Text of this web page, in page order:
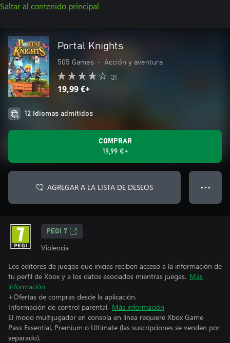
Saltar al contenido principal
Portal Knights
505 Games • Acción y aventura
31
19,99 €+
12 Idiomas admitidos
COMPRAR
19,99 €+
AGREGAR A LA LISTA DE DESEOS ● ● ●
PEGI 7
Violencia
Los editores de juegos que inicias reciben acceso a la información de
tu perfil de Xbox y a los datos asociados mientras juegas. Más
información
+Ofertas de compras desde la aplicación.
Información de control parental. Más información
El modo multijugador en consola en línea requiere Xbox Game
Pass Essential, Premium o Ultimate (las suscripciones se venden por
separado).